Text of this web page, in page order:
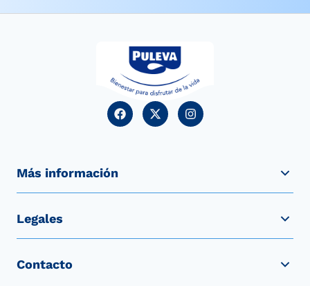
Más información
Legales
Contacto